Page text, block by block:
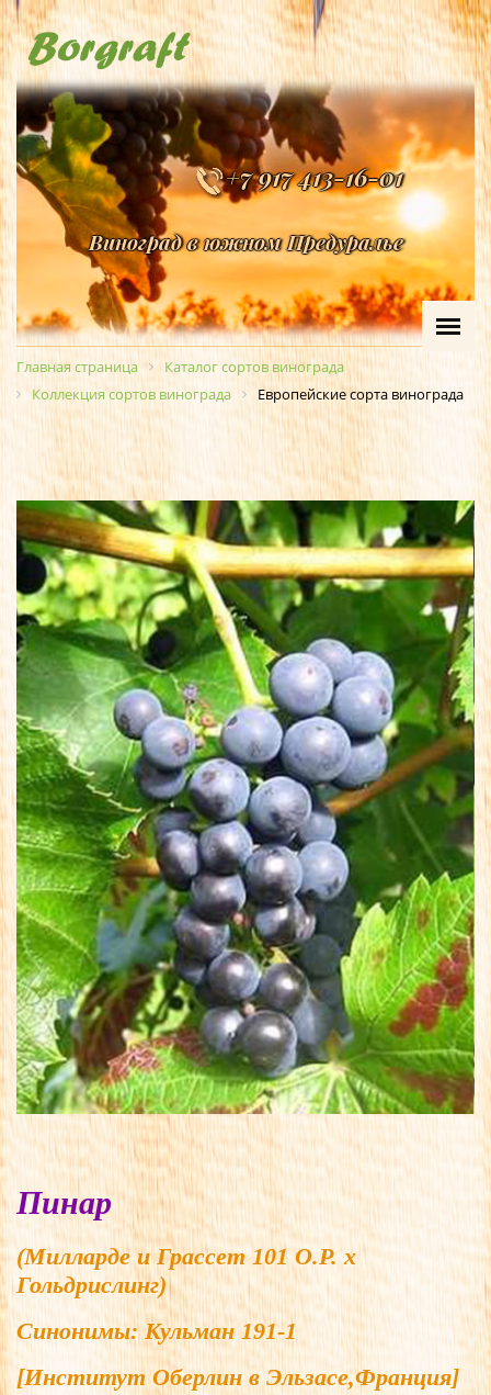
+7 917 413-16-01
Виноград в южном Предуралье
Главная страница
Каталог сортов винограда
Коллекция сортов винограда
Европейские сорта винограда
Пинар
(Милларде и Грассет 101 О.Р. x
Гольдрислинг)
Синонимы: Кульман 191-1
[Институт Оберлин в Эльзасе,Франция]